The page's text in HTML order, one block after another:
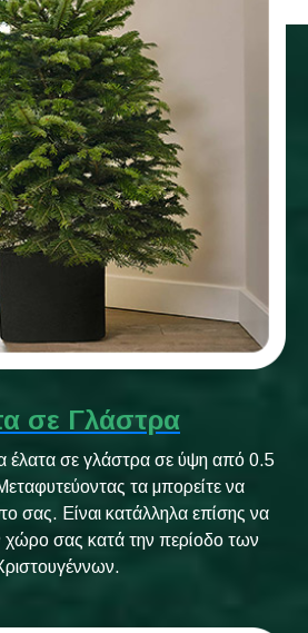
σε Γλάστρα
έλατα σε γλάστρα σε ύψη από 0.5
τα μπορείτε να
σας. Είναι κατάλληλα επίσης να
χώρο σας κατά την περίοδο των